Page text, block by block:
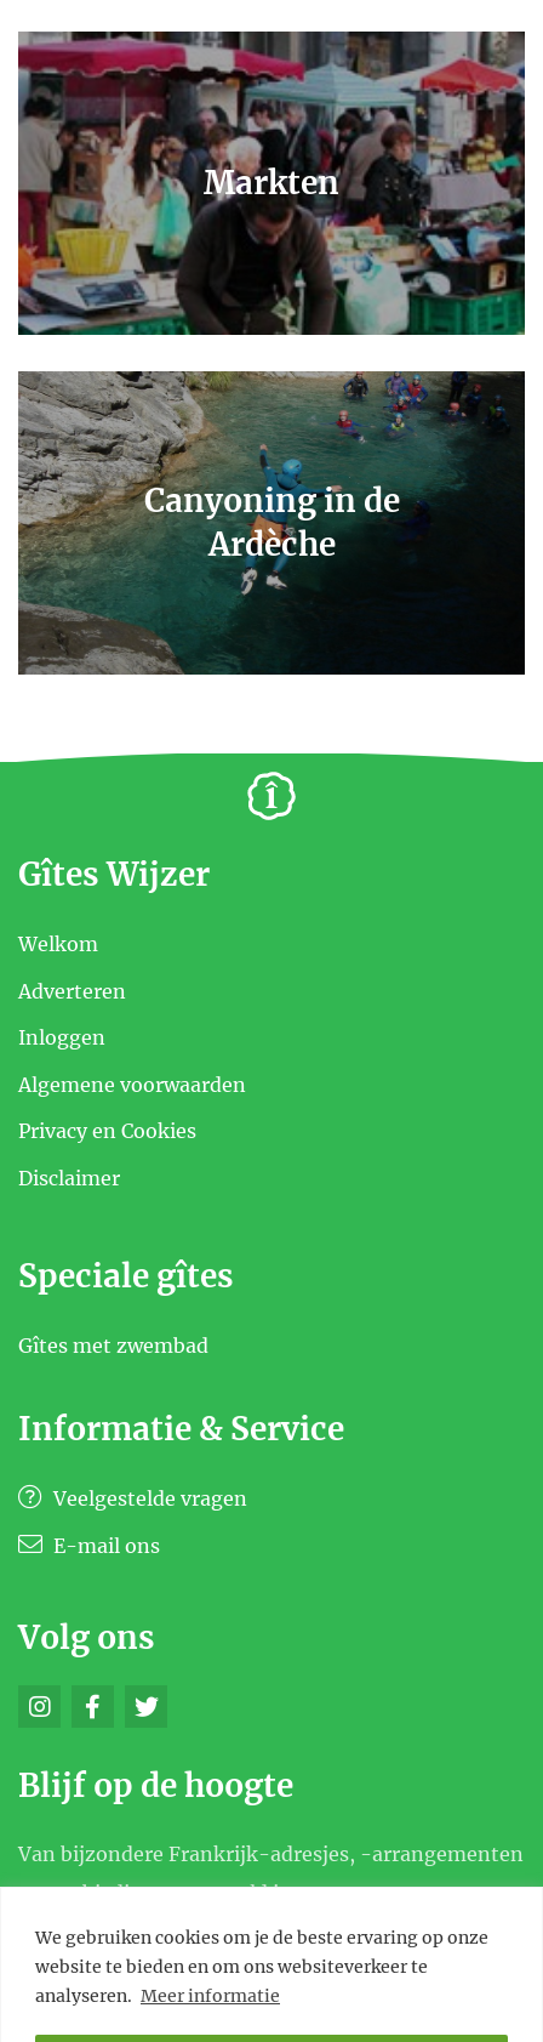
We gebruiken cookies om je de beste ervaring op onze
website te bieden en om ons websiteverkeer te
analyseren. Meer informatie
Markten
Canyoning in de
Ardèche
Gîtes Wijzer
Welkom
Adverteren
Inloggen
Algemene voorwaarden
Privacy en Cookies
Disclaimer
Speciale gîtes
Gîtes met zwembad
Informatie & Service
Veelgestelde vragen
E-mail ons
Volg ons
Blijf op de hoogte
Van bijzondere Frankrijk-adresjes, -arrangementen
en aanbiedingen, en meld je aan voor onze
nieuwsbrief.